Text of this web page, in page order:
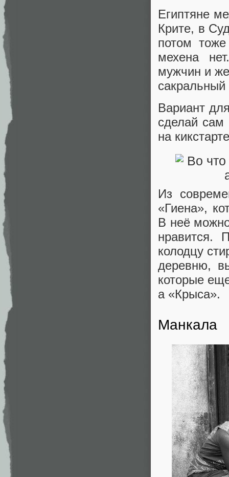
Египтяне
Крите, в
потом
мехена
мужчин и
Вариант
сделай сам
на
Из
«Гиена»,
В неё
нравится.
колодцу
деревню,
которые
а «Крыса».
Манкала